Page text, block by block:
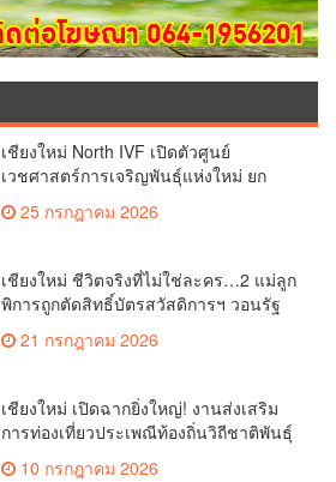
เชียงใหม่ North IVF เปิดตัวศูนย์
เวชศาสตร์การเจริญพันธุ์แห่งใหม่ ยก
บุตรยากของภูมิภาค(คลิป)
25 กรกฎาคม 2026
เชียงใหม่ ชีวิตจริงที่ไม่ใช่ละคร…2 แม่ลูก
พิการถูกตัดสิทธิ์บัตรสวัสดิการฯ วอนรัฐ
21 กรกฎาคม 2026
เชียงใหม่ เปิดฉากยิ่งใหญ่! งานส่งเสริม
การท่องเที่ยวประเพณีท้องถิ่นวิถีชาติพันธุ์
ล้านนา(คลิป)
10 กรกฎาคม 2026